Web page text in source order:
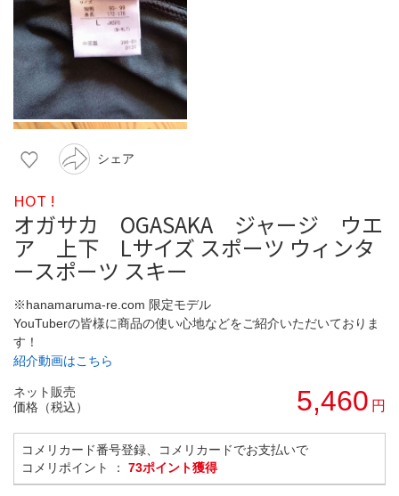
シェア
HOT !
オガサカ OGASAKA ジャージ ウエ
ア 上下 Lサイズ スポーツ ウィンタ
ースポーツ スキー
※hanamaruma-re.com 限定モデル
YouTuberの皆様に商品の使い心地などをご紹介いただいておりま
す！
紹介動画はこちら
ネット販売
価格（税込）
5,460 円
コメリカード番号登録、コメリカードでお支払いで
コメリポイント ： 73ポイント獲得